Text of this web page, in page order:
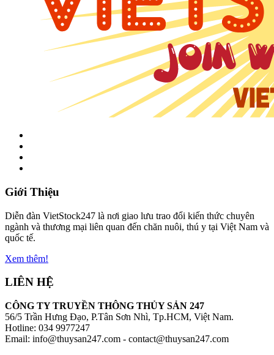
Giới Thiệu
Diễn đàn VietStock247 là nơi giao lưu trao đổi kiến thức chuyên
ngành và thương mại liên quan đến chăn nuôi, thú y tại Việt Nam và
quốc tế.
Xem thêm!
LIÊN HỆ
CÔNG TY TRUYỀN THÔNG THỦY SẢN 247
56/5 Trần Hưng Đạo, P.Tân Sơn Nhì, Tp.HCM, Việt Nam.
Hotline: 034 9977247
Email: info@thuysan247.com - contact@thuysan247.com